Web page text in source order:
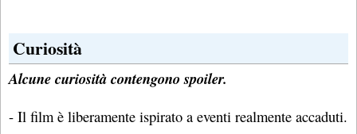
Curiosità
Alcune curiosità contengono spoiler.
- Il film è liberamente ispirato a eventi realmente accaduti.